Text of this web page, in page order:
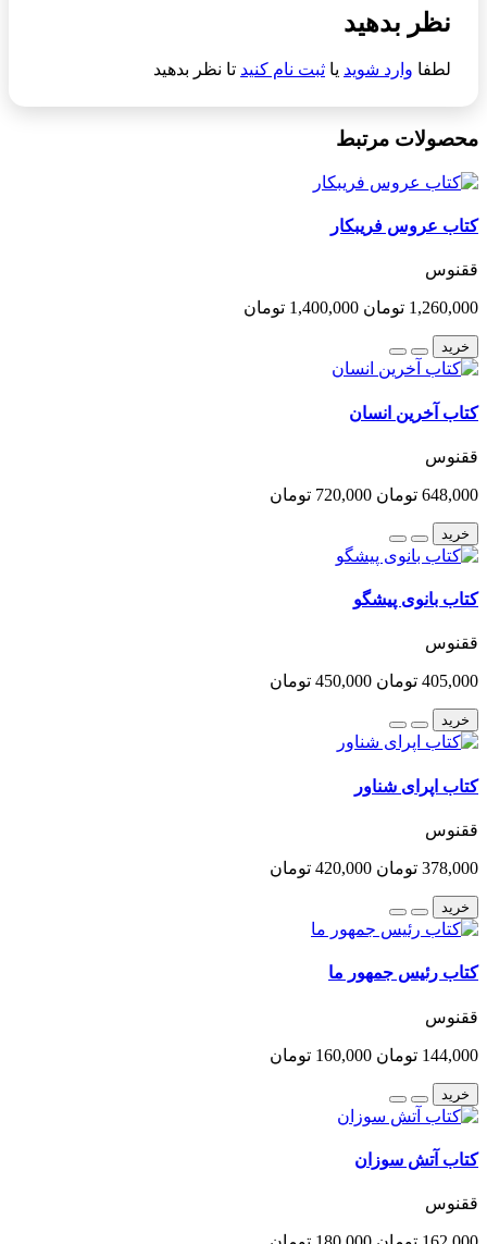
نظر بدهید
لطفا وارد شوید یا ثبت نام کنید تا نظر بدهید
محصولات مرتبط
کتاب عروس فریبکار
ققنوس
1,260,000 تومان 1,400,000 تومان
خرید
کتاب آخرین انسان
ققنوس
648,000 تومان 720,000 تومان
خرید
کتاب بانوی پیشگو
ققنوس
405,000 تومان 450,000 تومان
خرید
کتاب اپرای شناور
ققنوس
378,000 تومان 420,000 تومان
خرید
کتاب رئیس جمهور ما
ققنوس
144,000 تومان 160,000 تومان
خرید
کتاب آتش سوزان
ققنوس